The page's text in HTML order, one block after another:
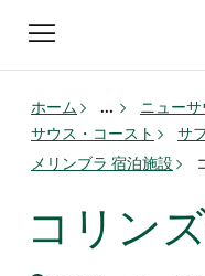
Toggle
navigation
ホーム ...
ニュー
サウス・コースト
サ
メリンブラ 宿泊施設
コリン